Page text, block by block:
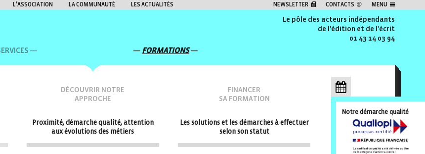
L'ASSOCIATION LA COMMUNAUTÉ LES ACTUALITÉS NEWSLETTER CONTACTS MENU
Le pôle des acteurs indépendants
de l'édition et de l'écrit
01 43 14 03 94
FORMATIONS
Notre démarche qualité
DÉCOUVRIR NOTRE
APPROCHE
Proximité, démarche qualité, attention
aux évolutions des métiers
FINANCER
SA FORMATION
Les solutions et les démarches à effectuer
selon son statut